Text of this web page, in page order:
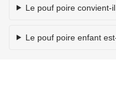
Le pouf poire convient-
Le pouf poire enfant